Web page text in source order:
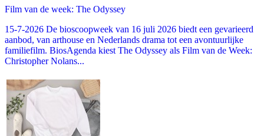
Film van de week: The Odyssey
15-7-2026 De bioscoopweek van 16 juli 2026 biedt een gevarieerd
aanbod, van arthouse en Nederlands drama tot een avontuurlijke
familiefilm. BiosAgenda kiest The Odyssey als Film van de Week:
Christopher Nolans...